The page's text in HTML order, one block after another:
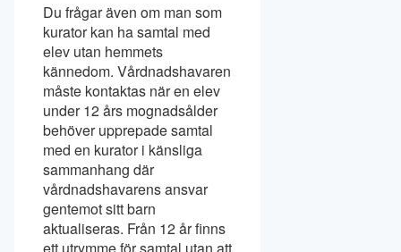
Du frågar även om man som
kurator kan ha samtal med
elev utan hemmets
kännedom. Vårdnadshavaren
måste kontaktas när en elev
under 12 års mognadsålder
behöver upprepade samtal
med en kurator i känsliga
sammanhang där
vårdnadshavarens ansvar
gentemot sitt barn
aktualiseras. Från 12 år finns
ett utrymme för samtal utan att